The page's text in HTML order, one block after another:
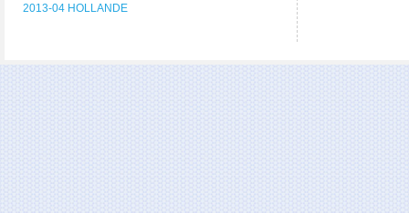
2013-04 HOLLANDE